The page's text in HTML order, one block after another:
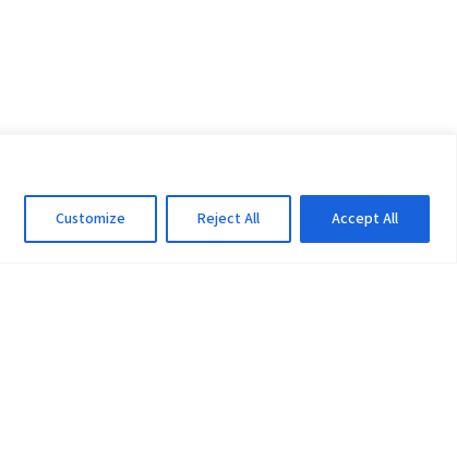
Customize Reject All Accept All